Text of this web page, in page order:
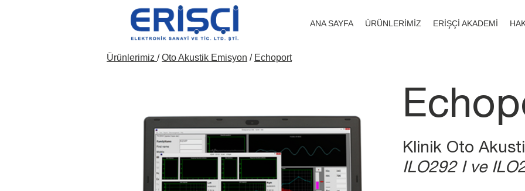
ANA SAYFA ÜRÜNLERİMİZ ERİŞÇİ AKADEMİ
Ürünlerimiz /Oto Akustik Emisyon / Echoport
Klinik Oto
ILO292 I ve